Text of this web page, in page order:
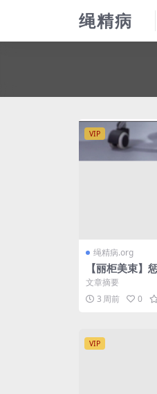
绳精病
VIP
绳精病.org
【丽柜美束】
文章摘要
3 周前
0
VIP